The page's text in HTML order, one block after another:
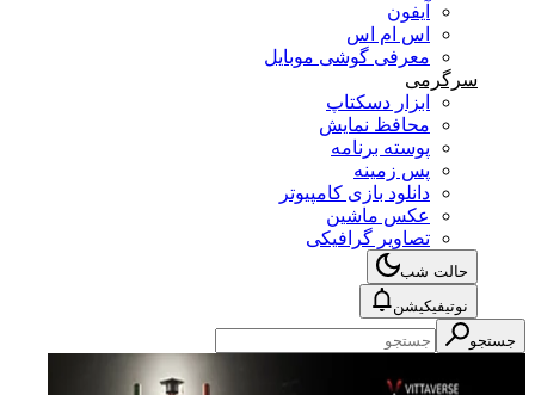
آیفون
اس ام اس
معرفی گوشی موبایل
سرگرمی
ابزار دسکتاپ
محافظ نمایش
پوسته برنامه
پس زمینه
دانلود بازی کامپیوتر
عکس ماشین
تصاویر گرافیکی
حالت شب
نوتیفیکیشن
جستجو